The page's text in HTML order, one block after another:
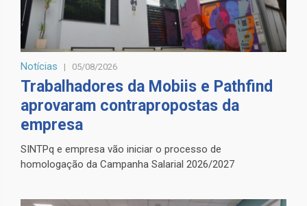
Notícias 05/08/2026
Trabalhadores da Mobiis e Pathfind
aprovaram contrapropostas da
empresa
SINTPq e empresa vão iniciar o processo de
homologação da Campanha Salarial 2026/2027